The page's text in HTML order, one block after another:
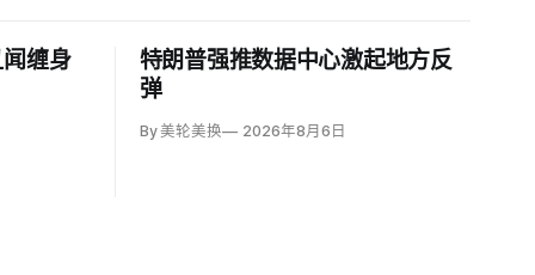
缠身
特朗普强推数据中心激起地方反
弹
By 美轮美换 2026年8月6日